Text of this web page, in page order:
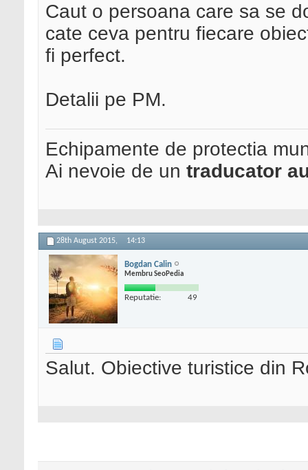
Caut o persoana care sa se
cate ceva pentru fiecare
fi perfect.
Detalii pe PM.
Echipamente de protectia
Ai nevoie de un traducator
28th August 2015, 14:13
Bogdan Calin
Membru SeoPedia
Reputatie: 49
Salut. Obiective turistice din